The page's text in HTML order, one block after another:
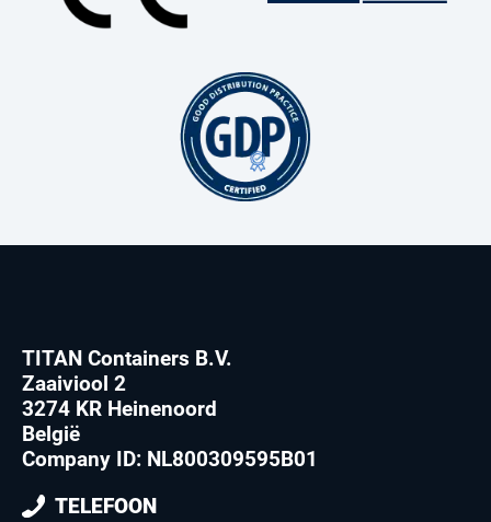
TITAN Containers B.V.
Zaaiviool 2
3274 KR Heinenoord
België
Company ID: NL800309595B01
TELEFOON